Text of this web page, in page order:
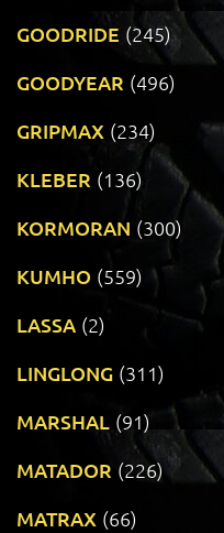
GOODRIDE (245)
GOODYEAR (496)
GRIPMAX (234)
KLEBER (136)
KORMORAN (300)
KUMHO (559)
LASSA (2)
LINGLONG (311)
MARSHAL (91)
MATADOR (226)
MATRAX (66)